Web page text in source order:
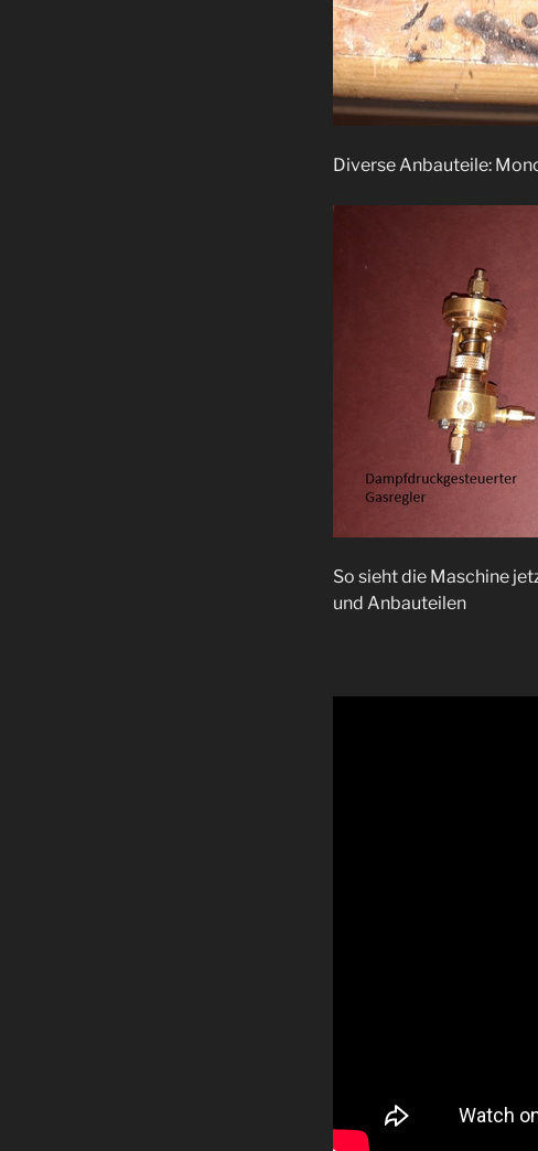
Diverse Anbauteile:
So sieht die Maschine
und Anbauteilen